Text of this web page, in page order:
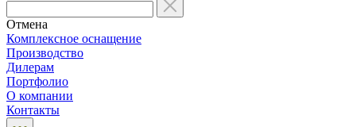
Отмена
Комплексное оснащение
Производство
Дилерам
Портфолио
О компании
Контакты